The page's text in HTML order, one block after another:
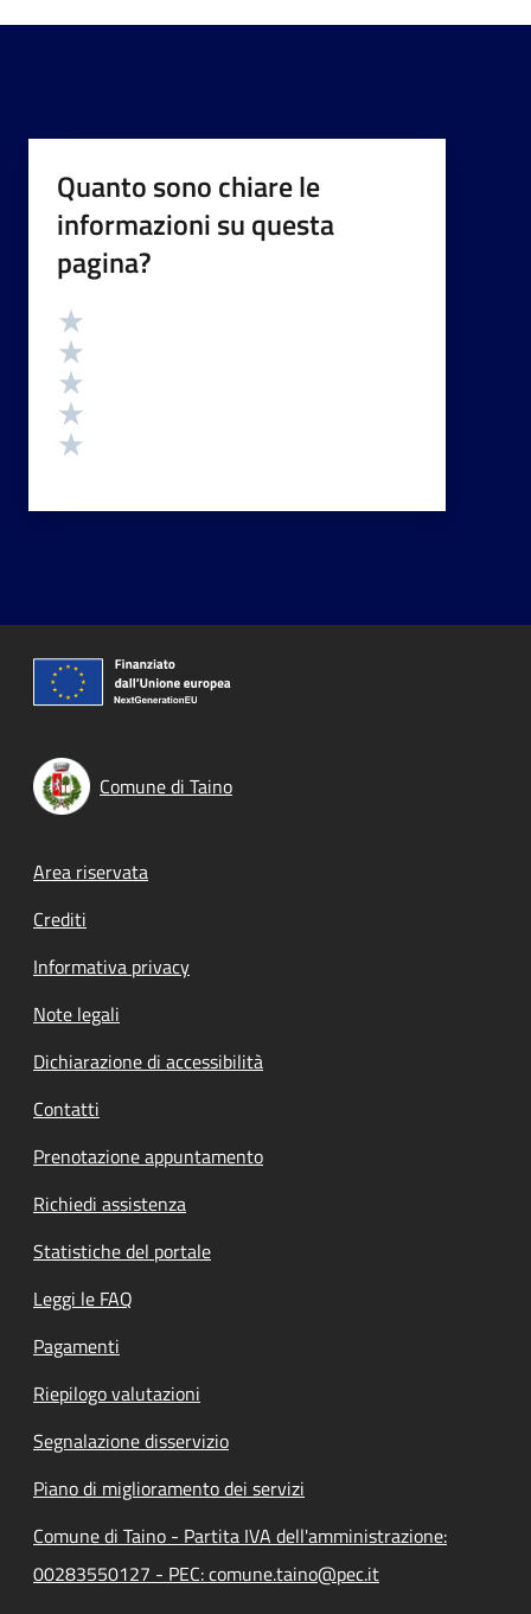
Quanto sono chiare le
informazioni su questa
pagina?
Valutazione
Comune di Taino
Footer menu
Area riservata
Crediti
Informativa privacy
Note legali
Dichiarazione di accessibilità
Contatti
Prenotazione appuntamento
Richiedi assistenza
Statistiche del portale
Leggi le FAQ
Pagamenti
Riepilogo valutazioni
Segnalazione disservizio
Piano di miglioramento dei servizi
Comune di Taino - Partita IVA dell'amministrazione:
00283550127 - PEC: comune.taino@pec.it